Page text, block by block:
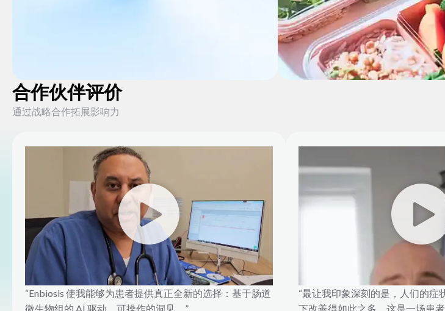
合作伙伴评价
通过战略合作拓展影响力
“Enbiosis 使我能够为患者提供真正全新的选择：基于肠道
微生物组的 AI 驱动、可操作的洞见。”
“最让我印象深刻的是，人们的症
下改善得如此之多。这是一场患